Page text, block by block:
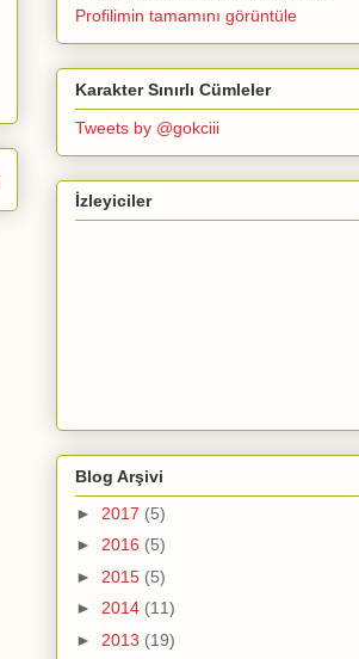
Profilimin tamamını görüntüle
Karakter Sınırlı Cümleler
Tweets by @gokciii
İzleyiciler
Blog Arşivi
► 2017 (5)
► 2016 (5)
► 2015 (5)
► 2014 (11)
► 2013 (19)